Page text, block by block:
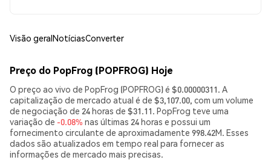
Visão geralNotíciasConverter
Preço do PopFrog (POPFROG) Hoje
O preço ao vivo de PopFrog (POPFROG) é $0.00000311. A
capitalização de mercado atual é de $3,107.00, com um volume
de negociação de 24 horas de $31.11. PopFrog teve uma
variação de -0.08% nas últimas 24 horas e possui um
fornecimento circulante de aproximadamente 998.42M. Esses
dados são atualizados em tempo real para fornecer as
informações de mercado mais precisas.